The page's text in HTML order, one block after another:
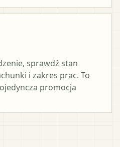
sprawdź stan
i zakres prac. To
promocja